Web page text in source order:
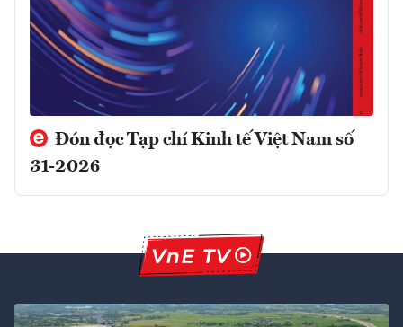
Đón đọc Tạp chí Kinh tế Việt Nam số
31-2026